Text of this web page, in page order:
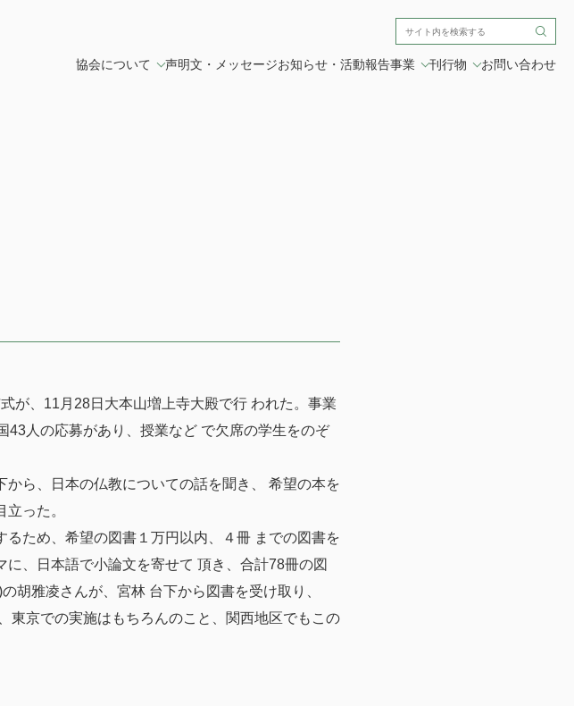
協会について 声明文・メッセージお知らせ・活動報告事業 刊行物 お問い合わせ
が、11月28日大本山増上寺大殿で行 われた。事業
人の応募があり、授業など で欠席の学生をのぞ
ら、日本の仏教についての話を聞き、 希望の本を
った。
ため、希望の図書１万円以内、４冊 までの図書を
、日本語で小論文を寄せて 頂き、合計78冊の図
胡雅凌さんが、宮林 台下から図書を受け取り、
東京での実施はもちろんのこと、関西地区でもこの